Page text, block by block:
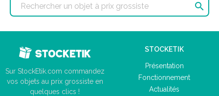

Sur StockEtik.com commandez
vos objets au prix grossiste en
quelques clics !
STOCKETIK
Présentation
Fonctionnement
Actualités